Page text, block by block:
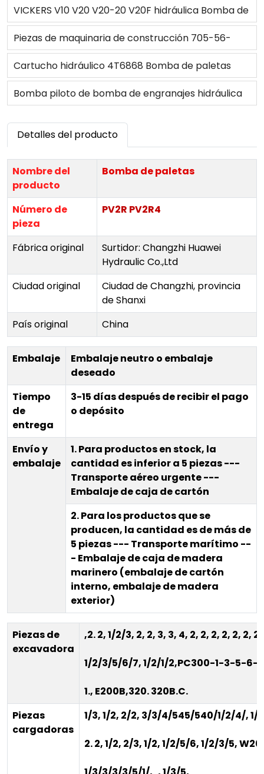
Bulldozer D7G D7G2
VICKERS V10 V20 V20-20 V20F hidráulica Bomba de
paletas
Piezas de maquinaria de construcción 705-56-
26090 Bomba hidráulica de engranajes para
cargadora de ruedas
Cartucho hidráulico 4T6868 Bomba de paletas
6E4258 7J0566 7J0565 3G1269 1U2667 3G1266
3G1268
Bomba piloto de bomba de engranajes hidráulica
Detalles del producto
Nombre del
producto
Bomba de paletas
Número de
pieza
PV2R PV2R4
Fábrica original
Surtidor: Changzhi Huawei
Hydraulic Co.,Ltd
Ciudad original
Ciudad de Changzhi, provincia
de Shanxi
País original
China
Embalaje
Embalaje neutro o embalaje
deseado
Tiempo
de
entrega
3-15 días después de recibir el pago
o depósito
Envío y
embalaje
1. Para productos en stock, la
cantidad es inferior a 5 piezas ---
Transporte aéreo urgente ---
Embalaje de caja de cartón
2. Para los productos que se
producen, la cantidad es de más de
5 piezas --- Transporte marítimo --
- Embalaje de caja de madera
marinero (embalaje de cartón
interno, embalaje de madera
exterior)
Piezas de
excavadora
,2. 2, 1/2/3, 2, 2, 3, 3, 4, 2, 2, 2, 2, 2, 2, 2,
1/2/3/5/6/7, 1/2/1/2,PC300-1-3-5-6-
1., E200B,320. 320B.C.
Piezas
cargadoras
1/3, 1/2, 2/2, 3/3/4/545/540/1/2/4/,
2. 2, 1/2, 2/3, 1/2, 1/2/5/6, 1/2/3/5,